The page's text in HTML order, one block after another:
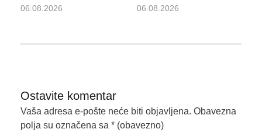
06.08.2026 06.08.2026
Ostavite komentar
Vaša adresa e-pošte neće biti objavljena. Obavezna
polja su označena sa * (obavezno)